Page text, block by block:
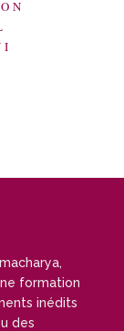
formation
inédits
des